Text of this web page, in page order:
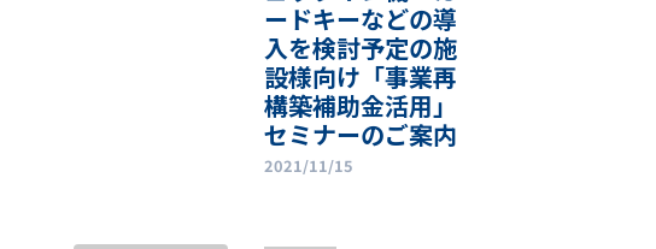
ードキーなどの導
入を検討予定の施
設様向け「事業再
構築補助金活用」
セミナーのご案内
2021/11/15